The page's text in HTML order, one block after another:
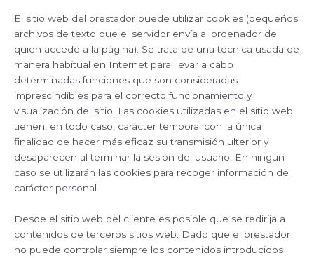
El sitio web del prestador puede utilizar cookies (pequeños
archivos de texto que el servidor envía al ordenador de
quien accede a la página). Se trata de una técnica usada de
manera habitual en Internet para llevar a cabo
determinadas funciones que son consideradas
imprescindibles para el correcto funcionamiento y
visualización del sitio. Las cookies utilizadas en el sitio web
tienen, en todo caso, carácter temporal con la única
finalidad de hacer más eficaz su transmisión ulterior y
desaparecen al terminar la sesión del usuario. En ningún
caso se utilizarán las cookies para recoger información de
carácter personal.
Desde el sitio web del cliente es posible que se redirija a
contenidos de terceros sitios web. Dado que el prestador
no puede controlar siempre los contenidos introducidos